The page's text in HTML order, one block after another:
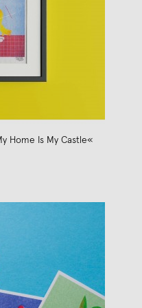
Home Is My Castle«